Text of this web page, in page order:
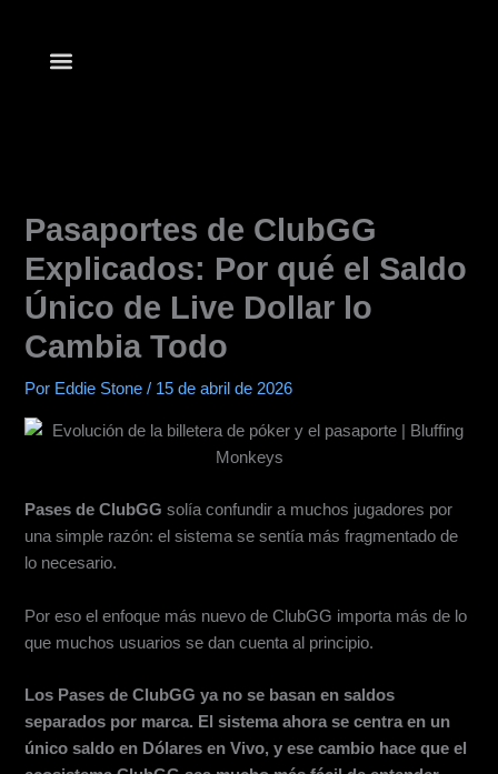
contenido
Pasaportes de ClubGG
Explicados: Por qué el Saldo
Único de Live Dollar lo
Cambia Todo
Por Eddie Stone/ 15 de abril de 2026
Pases de ClubGGsolía confundir a muchos jugadores por
una simple razón: el sistema se sentía más fragmentado de
lo necesario.
Por eso el enfoque más nuevo de ClubGG importa más de lo
que muchos usuarios se dan cuenta al principio.
Los Pases de ClubGG ya no se basan en saldos
separados por marca. El sistema ahora se centra en un
único saldo en Dólares en Vivo, y ese cambio hace que el